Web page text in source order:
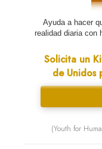
Ayuda a hacer
realidad diaria con
Solicita un
de Unidos
(Youth for